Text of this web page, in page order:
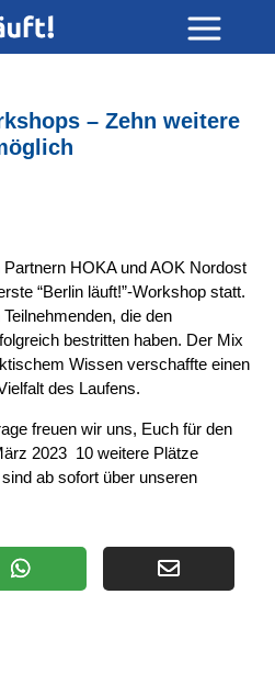
– Zehn weitere
HOKA und AOK Nordost
“Berlin läuft!”-Workshop statt.
die den
bestritten haben. Der Mix
Wissen verschaffte einen
des Laufens.
freuen wir uns, Euch für den
2023 10 weitere Plätze
ab sofort über unseren